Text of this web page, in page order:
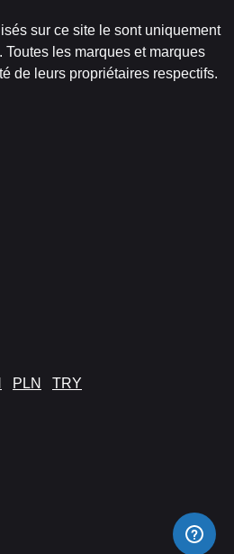
sur ce site le sont uniquement
Toutes les marques et marques
de leurs propriétaires respectifs.
PLN TRY